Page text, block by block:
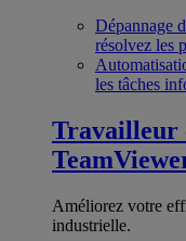
Dépannage
résolvez les
les tâches
Travailleur
Améliorez votre
industrielle.